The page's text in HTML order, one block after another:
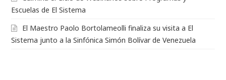
Escuelas de El Sistema
El Maestro Paolo Bortolameolli finaliza su visita a El
Sistema junto a la Sinfónica Simón Bolívar de Venezuela